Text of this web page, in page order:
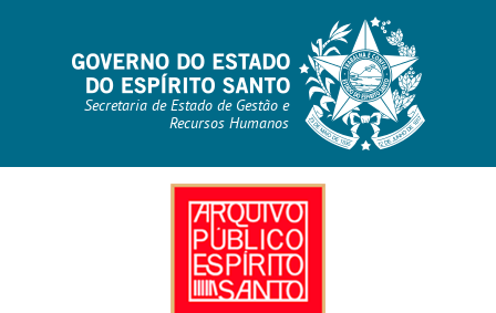
Secretaria de Estado de Gestão e
Recursos Humanos